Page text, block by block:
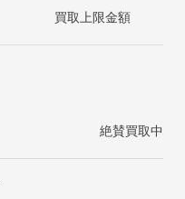
買取上限金額
絶賛買取中